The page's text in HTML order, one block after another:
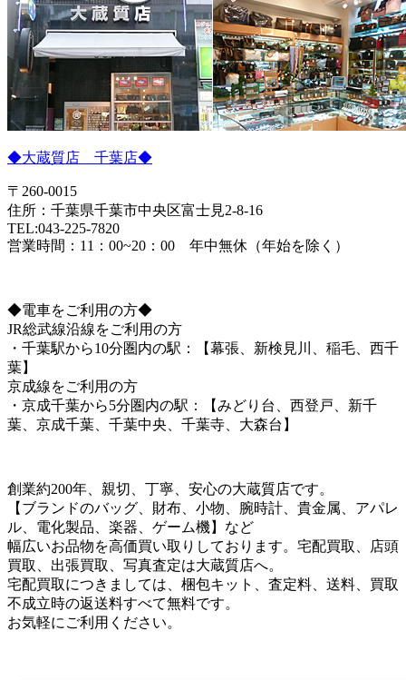
◆大蔵質店 千葉店◆
〒260-0015
住所：千葉県千葉市中央区富士見2-8-16
TEL:043-225-7820
営業時間：11：00~20：00 年中無休（年始を除く）
◆電車をご利用の方◆
JR総武線沿線をご利用の方
・千葉駅から10分圏内の駅：【幕張、新検見川、稲毛、西千
葉】
京成線をご利用の方
・京成千葉から5分圏内の駅：【みどり台、西登戸、新千
葉、京成千葉、千葉中央、千葉寺、大森台】
創業約200年、親切、丁寧、安心の大蔵質店です。
【ブランドのバッグ、財布、小物、腕時計、貴金属、アパレ
ル、電化製品、楽器、ゲーム機】など
幅広いお品物を高価買い取りしております。宅配買取、店頭
買取、出張買取、写真査定は大蔵質店へ。
宅配買取につきましては、梱包キット、査定料、送料、買取
不成立時の返送料すべて無料です。
お気軽にご利用ください。